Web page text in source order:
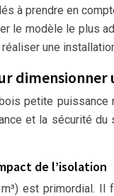
à prendre en
le modèle le plus
une
dimensionner
petite
et la sécurité
de l’isolation
est primordial.